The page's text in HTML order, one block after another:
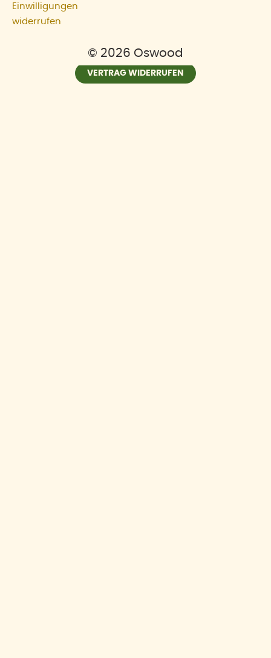
Einwilligungen
widerrufen
© 2026 Oswood
VERTRAG WIDERRUFEN